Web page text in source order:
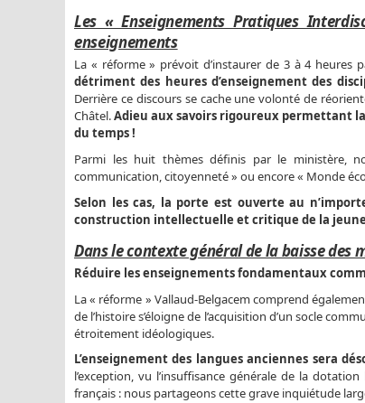
Les « Enseignements Pratiques
enseignements
La « réforme » prévoit d’instaurer de 3 à 4 heures
détriment des heures d’enseignement des
Derrière ce discours se cache une volonté de
Châtel.Adieu aux savoirs rigoureux permettant
du temps !
Parmi les huit thèmes définis par le ministère,
communication, citoyenneté » ou encore « Monde
Selon les cas, la porte est ouverte au
construction intellectuelle et critique de la
Dans le contexte général de la baisse des
Réduire les enseignements fondamentaux
La « réforme » Vallaud-Belgacem comprend
de l’histoire s’éloigne de l’acquisition d’un socle
étroitement idéologiques.
L’enseignement des langues anciennes sera
l’exception, vu l’insuffisance générale de la
français : nous partageons cette grave inquiétude